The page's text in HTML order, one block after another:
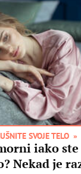
SVOJE TELO
iako
Nekad je